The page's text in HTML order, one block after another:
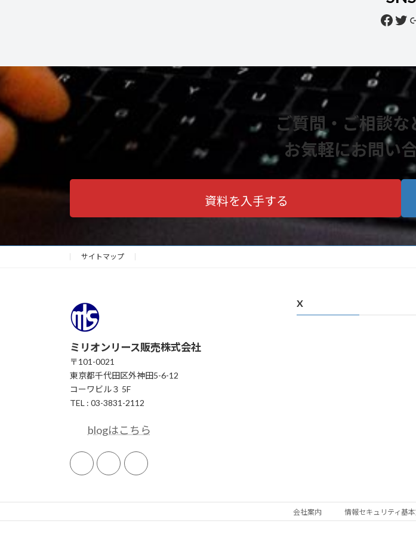
ご質問・ご相談
お気軽にお問い
資料を入手する
サイトマップ
ミリオンリース販売株式会社
〒101-0021
東京都千代田区外神田5-6-12
コーワビル３ 5F
TEL : 03-3831-2112
blogはこちら
X
会社案内 情報セキュリティ基